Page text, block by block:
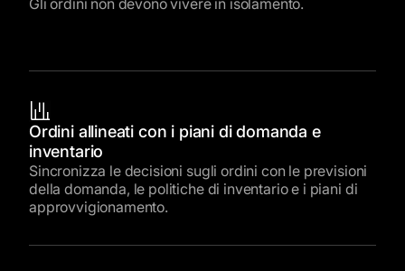
Ordini allineati con i piani di domanda e
inventario
Sincronizza le decisioni sugli ordini con le previsioni
della domanda, le politiche di inventario e i piani di
approvvigionamento.